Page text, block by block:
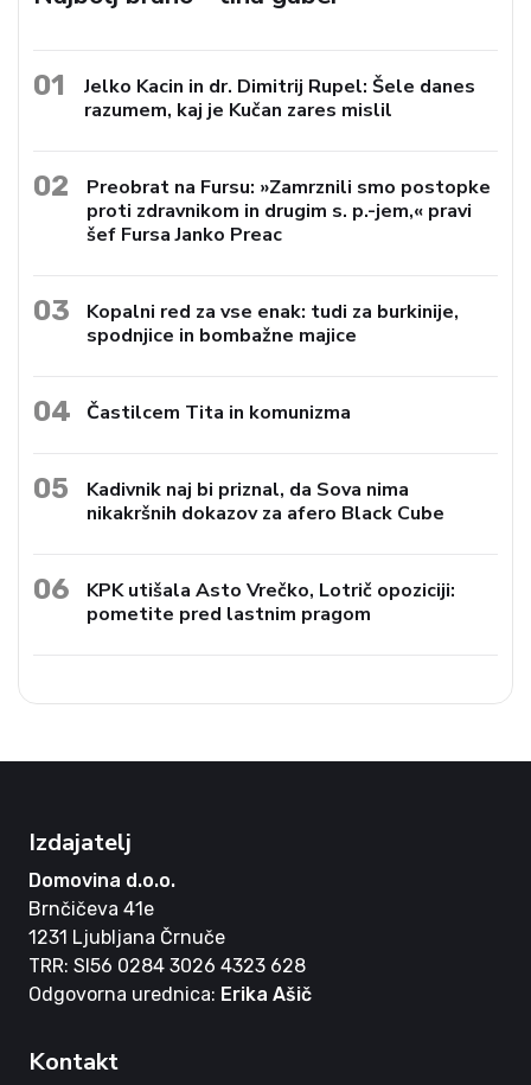
01
Jelko Kacin in dr. Dimitrij Rupel: Šele danes
razumem, kaj je Kučan zares mislil
02
Preobrat na Fursu: »Zamrznili smo postopke
proti zdravnikom in drugim s. p.-jem,« pravi
šef Fursa Janko Preac
03
Kopalni red za vse enak: tudi za burkinije,
spodnjice in bombažne majice
04 Častilcem Tita in komunizma
05
Kadivnik naj bi priznal, da Sova nima
nikakršnih dokazov za afero Black Cube
06
KPK utišala Asto Vrečko, Lotrič opoziciji:
pometite pred lastnim pragom
Izdajatelj
Domovina d.o.o.
Brnčičeva 41e
1231 Ljubljana Črnuče
TRR: SI56 0284 3026 4323 628
Odgovorna urednica: Erika Ašič
Kontakt